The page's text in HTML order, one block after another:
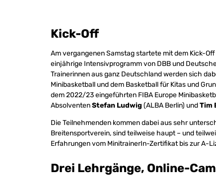
Kick-Off
Am vergangenen Samstag startete mit dem Kick-
einjährige Intensivprogramm von DBB und
Trainerinnen aus ganz Deutschland werden sich
Minibasketball und dem Basketball für Kitas und
dem 2022/23 eingeführten FIBA Europe
AbsolventenStefan Ludwig (ALBA Berlin) undTim
Die Teilnehmenden kommen dabei aus sehr
Breitensportverein, sind teilweise haupt – und
Erfahrungen vom MinitrainerIn-Zertifikat bis zur A-
Drei Lehrgänge, Online-